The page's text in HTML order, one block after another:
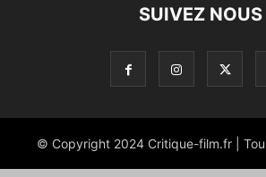
SUIVEZ NOUS
© Copyright 2024 Critique-film.fr |